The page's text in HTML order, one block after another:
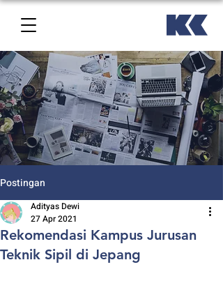
Artikel
Postingan
Rekomendasi Kampus Jurusan
Teknik Sipil di Jepang
Adityas Dewi
27 Apr 2021